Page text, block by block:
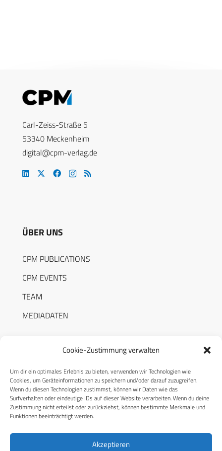
Cookie-Zustimmung verwalten
Um dir ein optimales Erlebnis zu bieten, verwenden wir Technologien wie
Cookies, um Geräteinformationen zu speichern und/oder darauf zuzugreifen.
Wenn du diesen Technologien zustimmst, können wir Daten wie das
Surfverhalten oder eindeutige IDs auf dieser Website verarbeiten. Wenn du deine
Zustimmung nicht erteilst oder zurückziehst, können bestimmte Merkmale und
Funktionen beeinträchtigt werden.
Akzeptieren
Carl-Zeiss-Straße 5
53340 Meckenheim
digital@cpm-verlag.de
ÜBER UNS
CPM PUBLICATIONS
CPM EVENTS
TEAM
MEDIADATEN
RECHTLICHES
Datenschutzerklärung
Cookie-Richtlinie (EU)